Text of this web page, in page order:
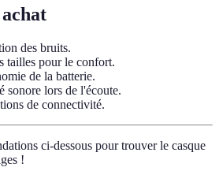
des bruits.
tailles pour le confort.
de la batterie.
sonore lors de l'écoute.
de connectivité.
ci-dessous pour trouver le casque
!